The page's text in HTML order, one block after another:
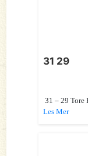
31 29
31 – 29 Tore
Les Mer